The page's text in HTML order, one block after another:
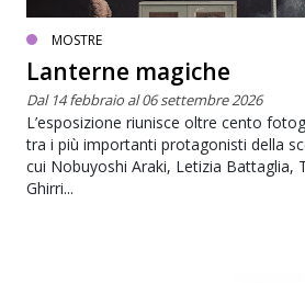
MOSTRE
Lanterne magiche
Dal 14 febbraio al 06 settembre 2026
L’esposizione riunisce oltre cento
tra i più importanti protagonisti della
cui Nobuyoshi Araki, Letizia Battaglia,
Ghirri...